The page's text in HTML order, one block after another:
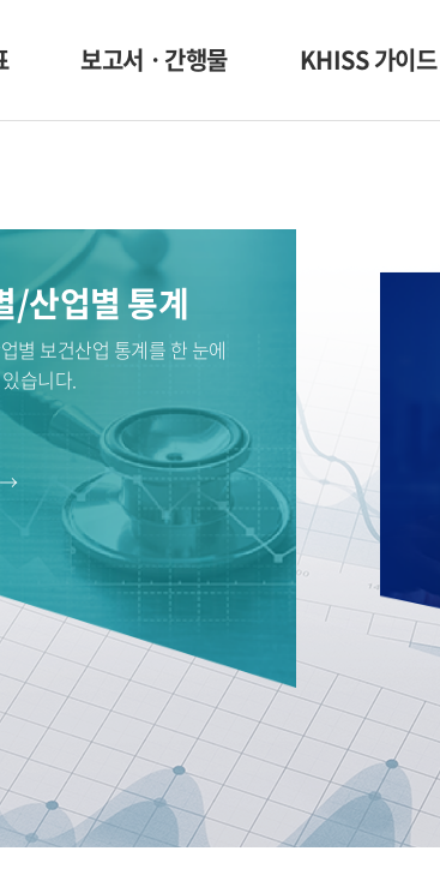
보고서ㆍ간행물 KHISS 가이드
/산업별 통계
별 보건산업 통계를 한 눈에
습니다.
→